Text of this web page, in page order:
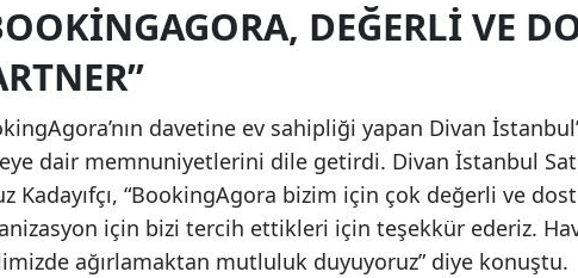
DEĞERLI VE
davetine ev sahipliği yapan Divan
dair memnuniyetlerini dile getirdi. Divan İstanbul
Kadayıfçı, “BookingAgora bizim için çok değerli ve
için bizi tercih ettikleri için teşekkür ederiz.
ağırlamaktan mutluluk duyuyoruz” diye konuştu.